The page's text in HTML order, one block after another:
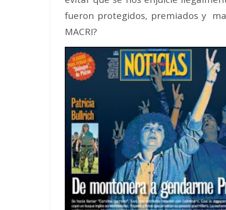
fueron protegidos, premiados y
MACRI?